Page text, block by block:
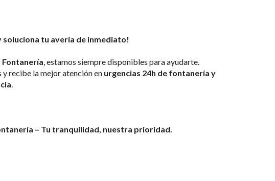
soluciona tu avería de inmediato!
Fontanería, estamos siempre disponibles para ayudarte.
recibe la mejor atención en urgencias 24h de fontanería y
.
– Tu tranquilidad, nuestra prioridad.